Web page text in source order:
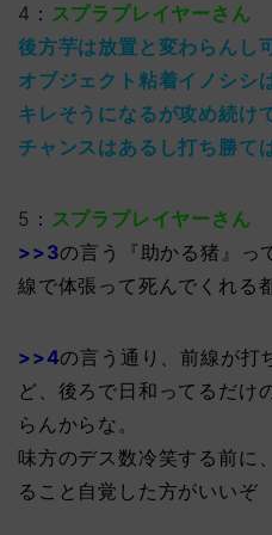
4： スプラプレイヤーさん
後方芋は放置と変わらんし
オブジェクト粘着イノシシ
キレそうになるが攻め続け
チャンスはあるし打ち勝て
5： スプラプレイヤーさん
>>3の言う『助かる猪』っ
線で体張って死んでくれる
>>4の言う通り、前線が打
ど、後ろで日和ってるだけ
らんからな。
味方のデス数冷笑する前に
ること自覚した方がいいぞ